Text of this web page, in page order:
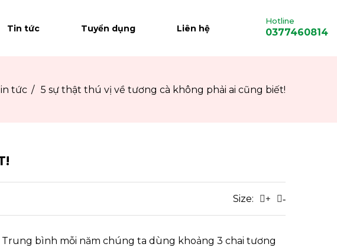
Tin tức Tuyển dụng Liên hệ
Hotline
0377460814
tức 5 sự thật thú vị về tương cà không phải ai cũng biết!
Size: + -
Trung bình mỗi năm chúng ta dùng khoảng 3 chai tương